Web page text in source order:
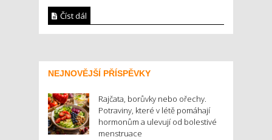
Číst dál
NEJNOVĚJŠÍ PŘÍSPĚVKY
Rajčata, borůvky nebo ořechy.
Potraviny, které v létě pomáhají
hormonům a ulevují od bolestivé
menstruace